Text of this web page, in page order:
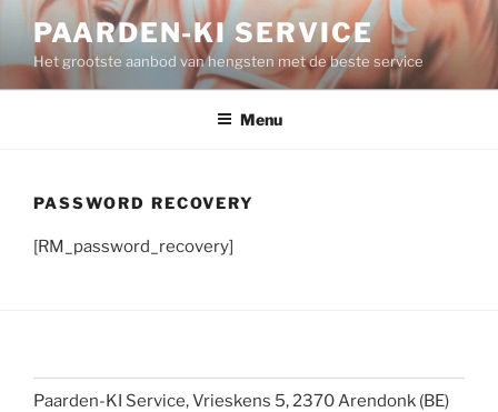
Spring
de
inhoud
PAARDEN-KI SERVICE
Het grootste aanbod van hengsten met de beste service
Menu
PASSWORD RECOVERY
[RM_password_recovery]
Paarden-KI Service, Vrieskens 5, 2370 Arendonk (BE)